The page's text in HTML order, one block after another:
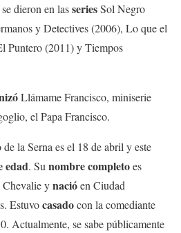
dieron en lasseriesSol Negro
y Detectives (2006), Lo que el
Puntero (2011) y Tiempos
Llámame Francisco, miniserie
el Papa Francisco.
la Serna es el 18 de abril y este
edad. Sunombre completoes
ynacióen Ciudad
Estuvocasadocon la comediante
Actualmente, se sabe públicamente